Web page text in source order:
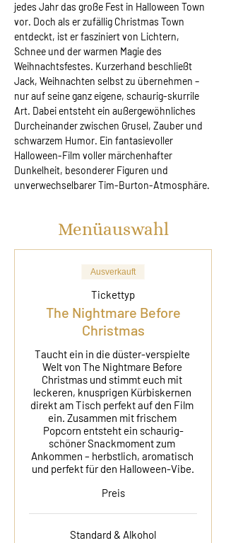
jedes Jahr das große Fest in Halloween Town
vor. Doch als er zufällig Christmas Town
entdeckt, ist er fasziniert von Lichtern,
Schnee und der warmen Magie des
Weihnachtsfestes. Kurzerhand beschließt
Jack, Weihnachten selbst zu übernehmen –
nur auf seine ganz eigene, schaurig-skurrile
Art. Dabei entsteht ein außergewöhnliches
Durcheinander zwischen Grusel, Zauber und
schwarzem Humor. Ein fantasievoller
Halloween-Film voller märchenhafter
Dunkelheit, besonderer Figuren und
unverwechselbarer Tim-Burton-Atmosphäre.
Menüauswahl
Ausverkauft
Tickettyp
The Nightmare Before
Christmas
Taucht ein in die düster-verspielte
Welt von The Nightmare Before
Christmas und stimmt euch mit
leckeren, knusprigen Kürbiskernen
direkt am Tisch perfekt auf den Film
ein. Zusammen mit frischem
Popcorn entsteht ein schaurig-
schöner Snackmoment zum
Ankommen – herbstlich, aromatisch
und perfekt für den Halloween-Vibe.
Preis
Standard & Alkohol